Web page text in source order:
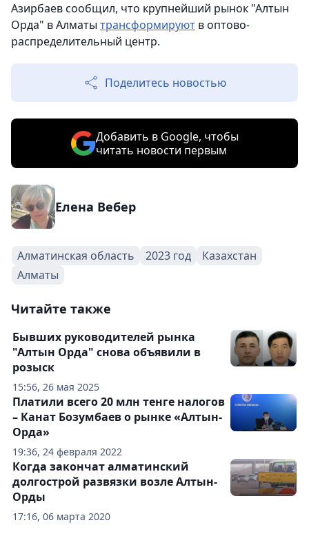
Азирбаев сообщил, что крупнейший рынок "Алтын
Орда" в Алматы трансформируют в оптово-
распределительный центр.
Поделитесь новостью
Добавить в Google, чтобы
читать новости первым
Елена Вебер
Алматинская область 2023 год
Казахстан
Алматы
Читайте также
15:56, 26 мая 2025
Бывших руководителей рынка
"Алтын Орда" снова объявили в
розыск
19:36, 24 февраля 2022
Платили всего 20 млн тенге налогов
– Канат Бозумбаев о рынке «Алтын-
Орда»
17:16, 06 марта 2020
Когда закончат алматинский
долгострой развязки возле Алтын-
Орды